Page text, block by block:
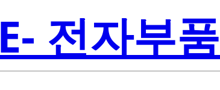
전자부